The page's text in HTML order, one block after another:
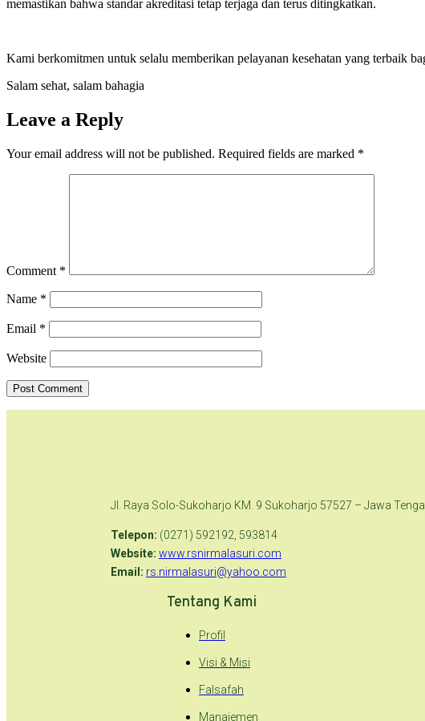
memastikan bahwa standar akreditasi tetap terjaga dan terus ditingkatkan.
Kami berkomitmen untuk selalu memberikan pelayanan kesehatan yang terbaik
Salam sehat, salam bahagia
Leave a Reply
Your email address will not be published. Required fields are marked *
Comment *
Name *
Email *
Website
Jl. Raya Solo-Sukoharjo KM. 9 Sukoharjo 57527 – Jawa
Telepon: (0271) 592192, 593814
Website: www.rsnirmalasuri.com
Email: rs.nirmalasuri@yahoo.com
Tentang Kami
Profil
Visi & Misi
Falsafah
Manajemen